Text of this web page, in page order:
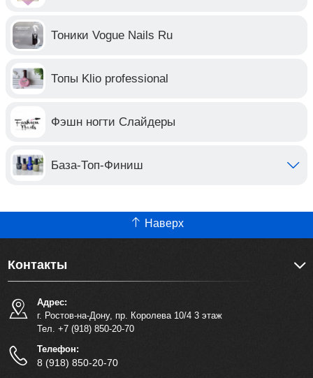
Тоники Vogue Nails Ru
Топы Klio professional
Фэшн ногти Слайдеры
База-Топ-Финиш
Наверх
Контакты
Адрес:
г. Ростов-на-Дону, пр. Королева 10/4 3 этаж
Тел. +7 (918) 850-20-70
Телефон:
8 (918) 850-20-70